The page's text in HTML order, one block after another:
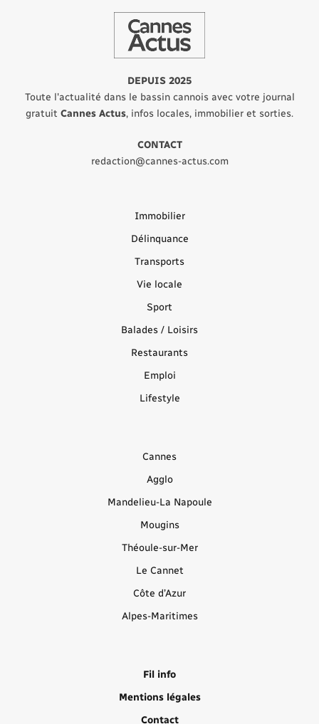
DEPUIS 2025
Toute l'actualité dans le bassin cannois avec votre journal
gratuit Cannes Actus, infos locales, immobilier et sorties.
CONTACT
redaction@cannes-actus.com
Immobilier
Délinquance
Transports
Vie locale
Sport
Balades / Loisirs
Restaurants
Emploi
Lifestyle
Cannes
Agglo
Mandelieu-La Napoule
Mougins
Théoule-sur-Mer
Le Cannet
Côte d’Azur
Alpes-Maritimes
Fil info
Mentions légales
Contact